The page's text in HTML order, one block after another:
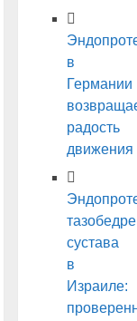
в
Германии
радость
движения
сустава
в
Израиле: